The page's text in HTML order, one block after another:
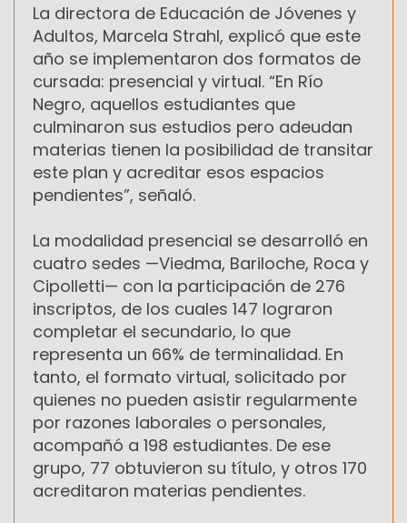
La directora de Educación de Jóvenes y
Adultos, Marcela Strahl, explicó que este
año se implementaron dos formatos de
cursada: presencial y virtual. “En Río
Negro, aquellos estudiantes que
culminaron sus estudios pero adeudan
materias tienen la posibilidad de transitar
este plan y acreditar esos espacios
pendientes”, señaló.
La modalidad presencial se desarrolló en
cuatro sedes —Viedma, Bariloche, Roca y
Cipolletti— con la participación de 276
inscriptos, de los cuales 147 lograron
completar el secundario, lo que
representa un 66% de terminalidad. En
tanto, el formato virtual, solicitado por
quienes no pueden asistir regularmente
por razones laborales o personales,
acompañó a 198 estudiantes. De ese
grupo, 77 obtuvieron su título, y otros 170
acreditaron materias pendientes.